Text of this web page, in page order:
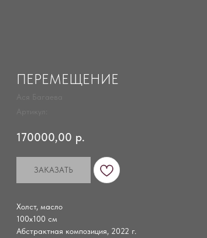
ПЕРЕМЕЩЕНИЕ
170000,00 р.
ЗАКАЗАТЬ
Холст, масло
100х100 см
Абстрактная композиция, 2022 г.